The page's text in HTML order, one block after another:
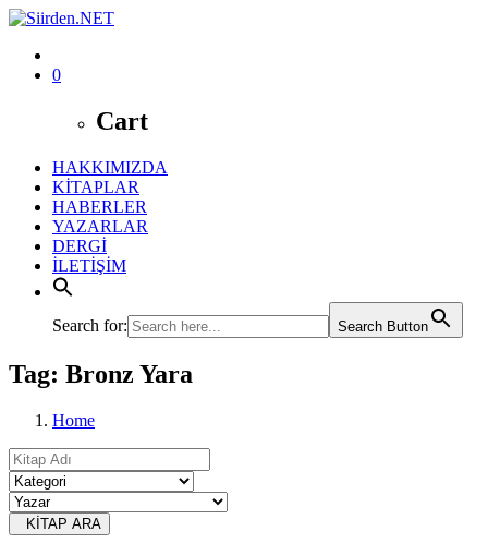
0
Cart
HAKKIMIZDA
KİTAPLAR
HABERLER
YAZARLAR
DERGİ
İLETİŞİM
Search for: Search Button
Tag: Bronz Yara
Home
KİTAP ARA